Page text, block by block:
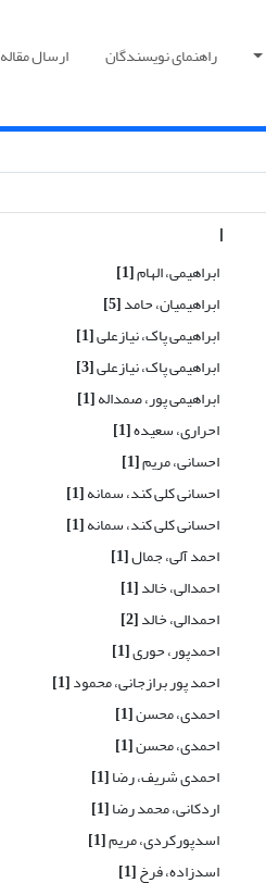
راهنمای نویسندگان ارسال مقاله
ا
ابراهیمی، الهام[1]
ابراهیمیان، حامد[5]
ابراهیمی پاک، نیازعلی[1]
ابراهیمی پاک، نیازعلی[3]
ابراهیمی پور، صمداله[1]
احراری، سعیده[1]
احسانی، مریم[1]
احسانی کلی کند، سمانه[1]
احسانی کلی کند، سمانه[1]
احمد آلی، جمال[1]
احمدالی، خالد[1]
احمدالی، خالد[2]
احمدپور، حوری[1]
احمد پور برازجانی، محمود[1]
احمدی، محسن[1]
احمدی، محسن[1]
احمدی شریف، رضا[1]
اردکانی، محمد رضا[1]
اسدپورکردی، مریم[1]
اسدزاده، فرخ[1]